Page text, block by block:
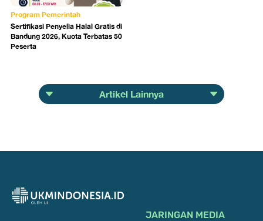
Program Pemerintah
Sertifikasi Penyelia Halal Gratis di
Bandung 2026, Kuota Terbatas 50
Peserta
Artikel Lainnya
JARINGAN MEDIA